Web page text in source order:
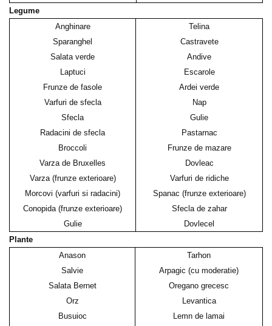
Legume
Anghinare
Sparanghel
Salata verde
Laptuci
Frunze de fasole
Varfuri de sfecla
Sfecla
Radacini de sfecla
Broccoli
Varza de Bruxelles
Varza (frunze exterioare)
Morcovi (varfuri si radacini)
Conopida (frunze exterioare)
Gulie
Telina
Castravete
Andive
Escarole
Ardei verde
Nap
Gulie
Pastarnac
Frunze de mazare
Dovleac
Varfuri de ridiche
Spanac (frunze exterioare)
Sfecla de zahar
Dovlecel
Plante
Anason
Salvie
Salata Bernet
Orz
Busuioc
Tarhon
Arpagic (cu moderatie)
Oregano grecesc
Levantica
Lemn de lamai